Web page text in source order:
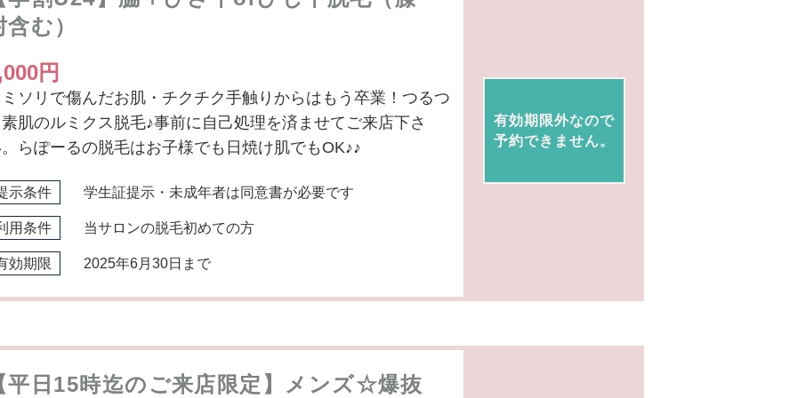
含む）
円
ソリで傷んだお肌・チクチク手触りからはもう卒業！つるつ
肌のルミクス脱毛♪事前に自己処理を済ませてご来店下さ
らぽーるの脱毛はお子様でも日焼け肌でもOK♪♪
示条件 学生証提示・未成年者は同意書が必要です
用条件 当サロンの脱毛初めての方
効期限 2025年6月30日まで
有効期限外なので
予約できません。
平日15時迄のご来店限定】メンズ☆爆抜